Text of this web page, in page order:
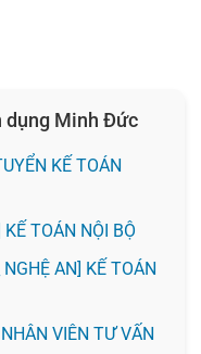
dụng Minh Đức
KẾ TOÁN
TOÁN NỘI BỘ
AN] KẾ TOÁN
VIÊN TƯ VẤN